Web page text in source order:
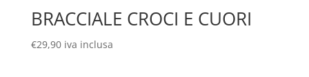
BRACCIALE CROCI E CUORI
€29,90 iva inclusa